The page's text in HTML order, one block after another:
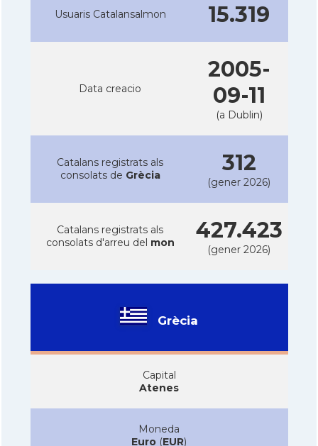
Usuaris Catalansalmon 15.319
Data creacio
2005-
09-11
(a Dublin)
Catalans registrats als
consolats de Grècia 312
(gener 2026)
Catalans registrats als
consolats d'arreu del mon 427.423
(gener 2026)
Grècia
Capital
Atenes
Moneda
Euro (EUR)